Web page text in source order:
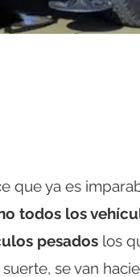
que ya es
todos los
pesados los
se van